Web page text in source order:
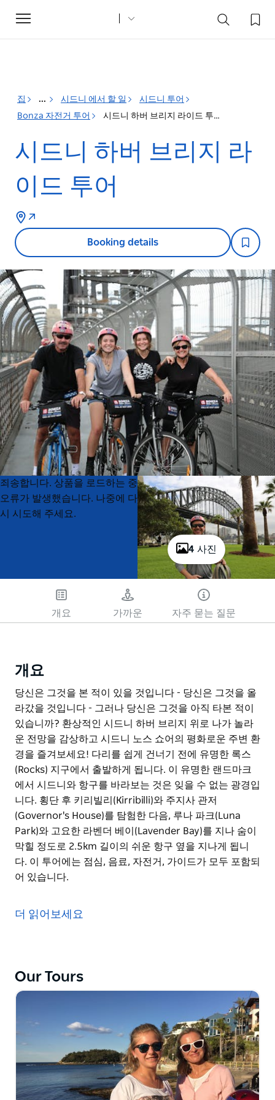
Toggle
navigation
집 ... 시드니 에서 할 일
시드니 투어
Bonza 자전거 투어
시드니 하버 브리지 라이드 투어
시드니 하버 브리지 라
이드 투어
Booking details
4 사진
Product
List
Product
List
죄송합니다. 상품을 로드하는 중
오류가 발생했습니다. 나중에 다
시 시도해 주세요.
개요 가까운 자주 묻는 질문
개요
당신은 그것을 본 적이 있을 것입니다 - 당신은 그것을 올
라갔을 것입니다 - 그러나 당신은 그것을 아직 타본 적이
있습니까? 환상적인 시드니 하버 브리지 위로 나가 놀라
운 전망을 감상하고 시드니 노스 쇼어의 평화로운 주변 환
경을 즐겨보세요! 다리를 쉽게 건너기 전에 유명한 록스
(Rocks) 지구에서 출발하게 됩니다. 이 유명한 랜드마크
에서 시드니와 항구를 바라보는 것은 잊을 수 없는 광경입
니다. 횡단 후 키리빌리(Kirribilli)와 주지사 관저
(Governor's House)를 탐험한 다음, 루나 파크(Luna
Park)와 고요한 라벤더 베이(Lavender Bay)를 지나 숨이
막힐 정도로 2.5km 길이의 쉬운 항구 옆을 지나게 됩니
다. 이 투어에는 점심, 음료, 자전거, 가이드가 모두 포함되
어 있습니다.
라갔을 것입니다 - 그러나 당신은 그것을 아직 타본 적이
(Rocks) 지구에서 출발하게 됩니다. 이 유명한 랜드마크
에서 시드니와 항구를 바라보는 것은 잊을 수 없는 광경입
니다.
횡단 후 키리빌리(Kirribilli)와 주지사 관저(Governor's
House)를 탐험한 다음, 루나 파크(Luna Park)와 고요한
라벤더 베이(Lavender Bay)를 지나 숨이 막힐 정도로
2.5km 길이의 쉬운 항구 옆을 지나게 됩니다.
이 투어에는 점심, 음료, 자전거, 가이드가 모두 포함되어
더 읽어보세요
Our Tours